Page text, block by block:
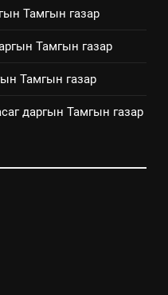
хариуцагчийн
үйлчилгээ,
хүн, мал, амьтны
байгаль орчинд
Тамгын газар
Тамгын газар
Тамгын газар
даргын Тамгын газар